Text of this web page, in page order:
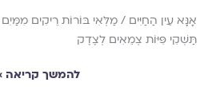
אָנָּא עֵין הַחַיִּים / מַלְּאִי בּוֹרוֹת רֵיקִים
תַּשְׁקִי פִּיּוֹת צְמֵאִים לְצֶדֶק
להמשך קריאה